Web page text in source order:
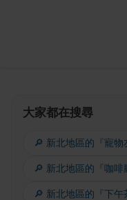
大家都在搜尋
🔎 新北地區的『寵物
🔎 新北地區的『咖啡
🔎 新北地區的『下午